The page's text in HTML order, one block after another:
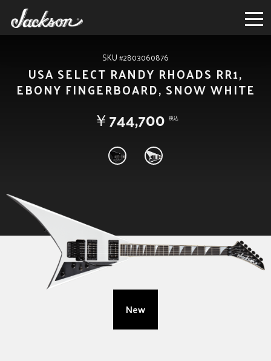
SKU #2803060876
USA SELECT RANDY RHOADS RR1,
EBONY FINGERBOARD, SNOW WHITE
￥744,700 税込
New